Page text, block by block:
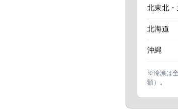
北東北・
北海道
沖縄
※冷凍は
額）。